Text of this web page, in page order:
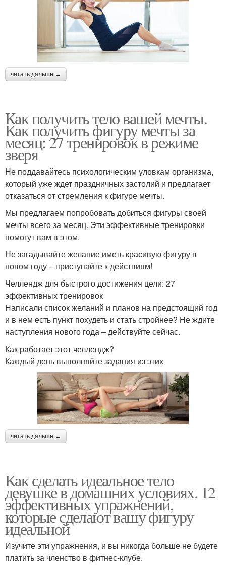
читать дальше →
Как получить тело вашей мечты.
Как получить фигуру мечты за
месяц: 27 тренировок в режиме
зверя
Не поддавайтесь психологическим уловкам организма,
который уже ждет праздничных застолий и предлагает
отказаться от стремления к фигуре мечты.
Мы предлагаем попробовать добиться фигуры своей
мечты всего за месяц. Эти эффективные тренировки
помогут вам в этом.
Не загадывайте желание иметь красивую фигуру в
новом году – приступайте к действиям!
Челлендж для быстрого достижения цели: 27
эффективных тренировок
Написали список желаний и планов на предстоящий год
и в нем есть пункт похудеть и стать стройнее? Не ждите
наступления нового года – действуйте сейчас.
Как работает этот челлендж?
Каждый день выполняйте задания из этих
читать дальше →
Как сделать идеальное тело
девушке в домашних условиях. 12
эффективных упражнений,
которые сделают вашу фигуру
идеальной
Изучите эти упражнения, и вы никогда больше не будете
платить за членство в фитнес-клубе.